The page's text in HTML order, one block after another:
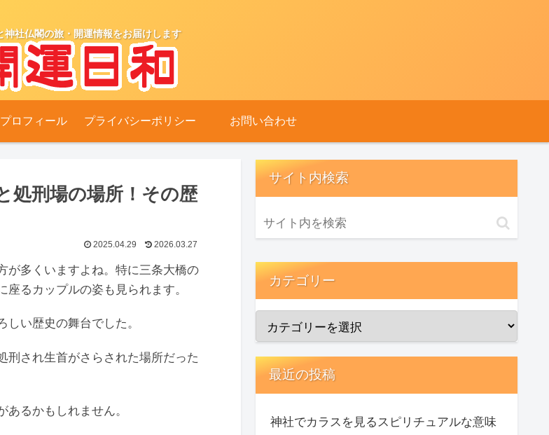
神社仏閣の旅・開運情報をお届けします
ロフィール プライバシーポリシー お問い合わせ
処刑場の場所！その歴
2025.04.29 2026.03.27
が多くいますよね。特に三条大橋の
るカップルの姿も見られます。
い歴史の舞台でした。
刑され生首がさらされた場所だった
るかもしれません。
サイト内検索
カテゴリー
最近の投稿
神社でカラスを見るスピリチュアルな意味